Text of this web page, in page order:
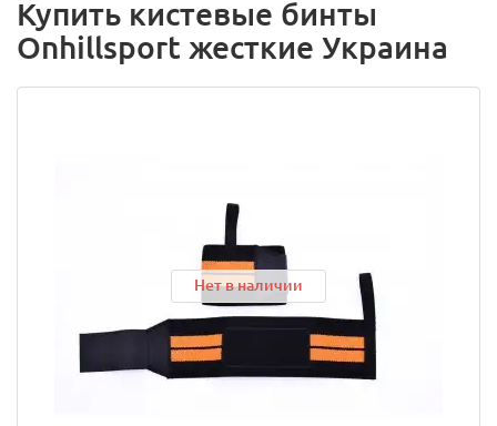
Купить кистевые бинты
Onhillsport жесткие Украина
Нет в наличии